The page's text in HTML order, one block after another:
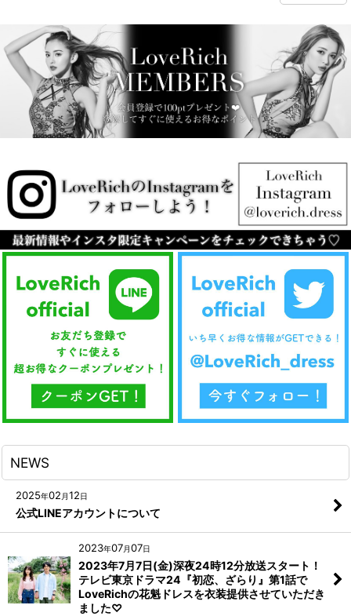
NEWS
2025年02 月12日
公式LINEアカウントについて
2023年07月07日
2023年7月7日(金)深夜24時12分放送スタート！
テレビ東京ドラマ24『初恋、ざらり』第1話で
LoveRichの花魁ドレスを衣装提供させていただき
ました♡